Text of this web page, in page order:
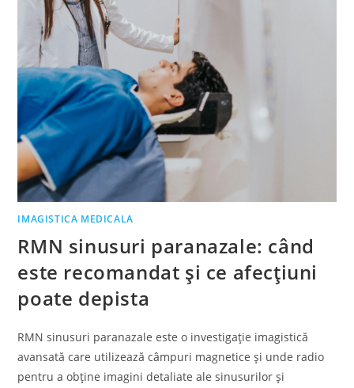
IMAGISTICA MEDICALA
RMN sinusuri paranazale: când
este recomandat și ce afecțiuni
poate depista
RMN sinusuri paranazale este o investigație imagistică
avansată care utilizează câmpuri magnetice și unde radio
pentru a obține imagini detaliate ale sinusurilor și